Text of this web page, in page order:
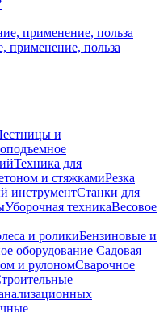
применение, польза
и
Техника для
и стяжкамиРезка
инструментСтанки для
Уборочная техникаВесовое
и роликиБензиновые и
оборудование Садовая
и рулономСварочное